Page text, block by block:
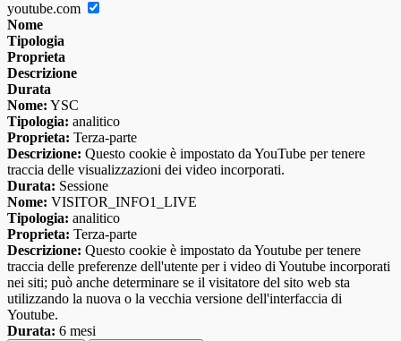
youtube.com
Nome
Tipologia
Proprieta
Descrizione
Durata
Nome: YSC
Tipologia: analitico
Proprieta: Terza-parte
Descrizione: Questo cookie è impostato da YouTube per tenere
traccia delle visualizzazioni dei video incorporati.
Durata: Sessione
Nome: VISITOR_INFO1_LIVE
Tipologia: analitico
Proprieta: Terza-parte
Descrizione: Questo cookie è impostato da Youtube per tenere
traccia delle preferenze dell'utente per i video di Youtube incorporati
nei siti; può anche determinare se il visitatore del sito web sta
utilizzando la nuova o la vecchia versione dell'interfaccia di
Youtube.
Durata: 6 mesi